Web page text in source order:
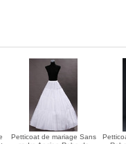
Petticoat de mariage Sans